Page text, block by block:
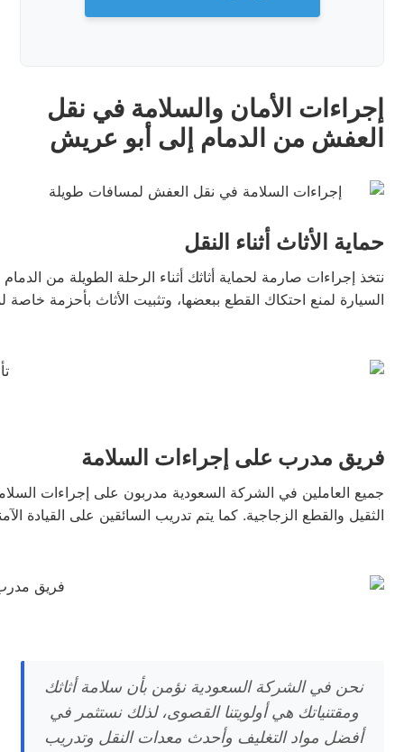
إجراءات الأمان والسلامة في نقل
العفش من الدمام إلى أبو عريش
حماية الأثاث أثناء النقل
نتخذ إجراءات صارمة لحماية أثاثك أثناء الرحلة الطويلة من
السيارة لمنع احتكاك القطع ببعضها، وتثبيت الأثاث بأحزمة خاصة
فريق مدرب على إجراءات السلامة
جميع العاملين في الشركة السعودية مدربون على إجراءات
الثقيل والقطع الزجاجية. كما يتم تدريب السائقين على القيادة
نحن في الشركة السعودية نؤمن بأن سلامة أثاثك
ومقتنياتك هي أولويتنا القصوى، لذلك نستثمر في
أفضل مواد التغليف وأحدث معدات النقل وتدريب